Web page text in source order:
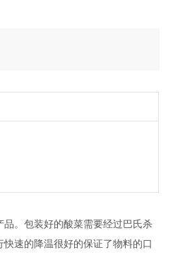
。包装好的酸菜需要经过巴氏杀
速的降温很好的保证了物料的口